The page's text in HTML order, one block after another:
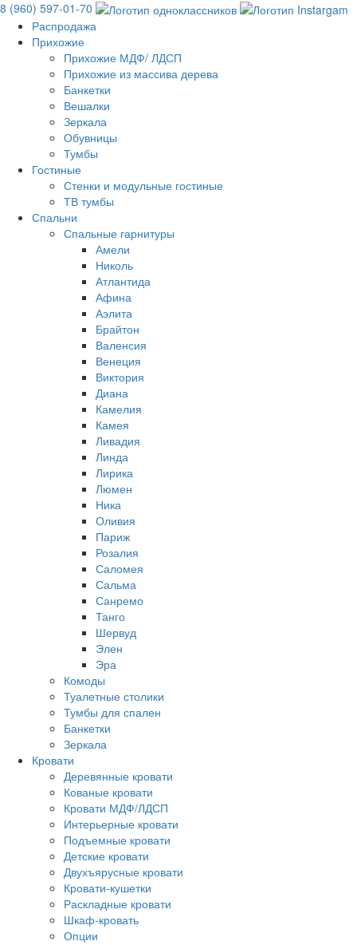
8 (960) 597-01-70
Распродажа
Прихожие
Прихожие МДФ/ ЛДСП
Прихожие из массива дерева
Банкетки
Вешалки
Зеркала
Обувницы
Тумбы
Гостиные
Стенки и модульные гостиные
ТВ тумбы
Спальни
Спальные гарнитуры
Амели
Николь
Атлантида
Афина
Аэлита
Брайтон
Валенсия
Венеция
Виктория
Диана
Камелия
Камея
Ливадия
Линда
Лирика
Люмен
Ника
Оливия
Париж
Розалия
Саломея
Сальма
Санремо
Танго
Шервуд
Элен
Эра
Комоды
Туалетные столики
Тумбы для спален
Банкетки
Зеркала
Кровати
Деревянные кровати
Кованые кровати
Кровати МДФ/ЛДСП
Интерьерные кровати
Подъемные кровати
Детские кровати
Двухъярусные кровати
Кровати-кушетки
Раскладные кровати
Шкаф-кровать
Опции